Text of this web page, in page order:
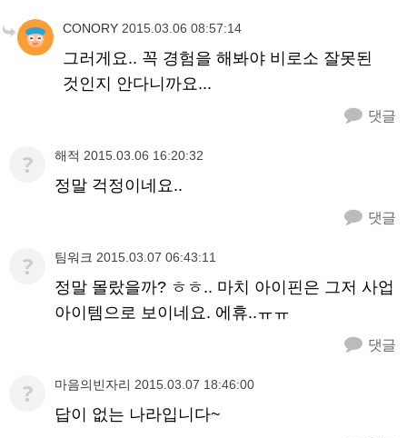
CONORY2015.03.06 08:57:14
그러게요.. 꼭 경험을 해봐야 비로소 잘못된
것인지 안다니까요...
댓글
? 해적 2015.03.06 16:20:32
정말 걱정이네요..
댓글
? 팀워크 2015.03.07 06:43:11
정말 몰랐을까? ㅎㅎ.. 마치 아이핀은 그저 사업
아이템으로 보이네요. 에휴..ㅠㅠ
댓글
? 마음의빈자리 2015.03.07 18:46:00
답이 없는 나라입니다~